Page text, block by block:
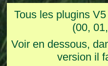
Tous les plugins
(00,
Voir en dessous,
version il